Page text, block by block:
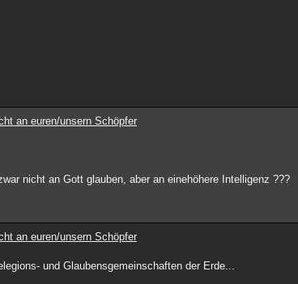
an euren/unsern Schöpfer
nicht an Gott glauben, aber an einehöhere Intelligenz ???
an euren/unsern Schöpfer
und Glaubensgemeinschaften der Erde...